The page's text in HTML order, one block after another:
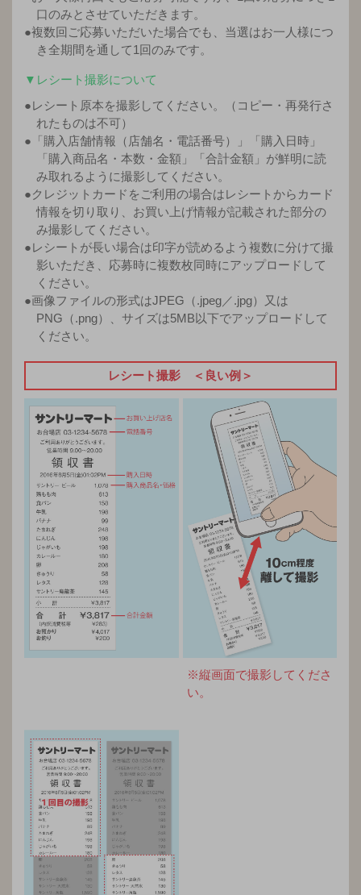
口のみとさせていただきます。
●複数回ご応募いただいた場合でも、当選はお一人様につ
き全期間を通して1回のみです。
▼レシート撮影について
●レシート原本を撮影してください。（コピー・再発行さ
れたものは不可）
●「購入店舗情報（店舗名・電話番号）」「購入日時」
「購入商品名・本数・金額」「合計金額」が鮮明に読
み取れるように撮影してください。
●クレジットカードをご利用の場合はレシートからカード
情報を切り取り、お買い上げ情報が記載された部分の
み撮影してください。
●レシートが長い場合は印字が読めるよう複数に分けて撮
影いただき、応募時に複数枚同時にアップロードして
ください。
●画像ファイルの形式はJPEG（.jpeg／.jpg）又は
PNG（.png）、サイズは5MB以下でアップロードして
ください。
レシート撮影 ＜良い例＞
※縦画面で撮影してくださ
い。